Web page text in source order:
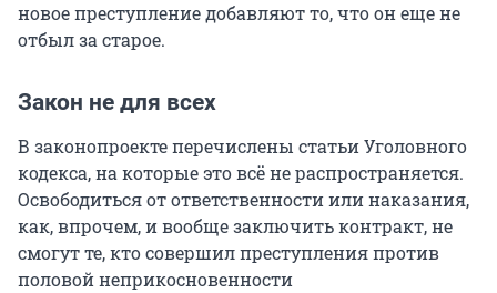
новое преступление добавляют то, что он еще не
отбыл за старое.
Закон не для всех
В законопроекте перечислены статьи Уголовного
кодекса, на которые это всё не распространяется.
Освободиться от ответственности или наказания,
как, впрочем, и вообще заключить контракт, не
смогут те, кто совершил преступления против
половой неприкосновенности